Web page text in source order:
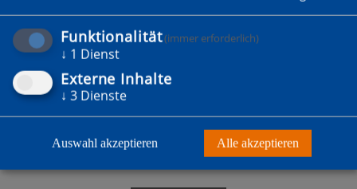
Zum Probetraining anmelden
Funktionalität(immer erforderlich)
↓ 1 Dienst
Externe Inhalte
↓ 3 Dienste
Auswahl akzeptieren Alle akzeptieren